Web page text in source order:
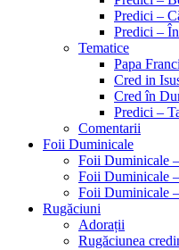
Predici –
Predici –
Tematice
Papa
Cred in
Cred în
Predici –
Comentarii
Foii Duminicale
Foii Duminicale
Foii Duminicale
Foii Duminicale
Rugăciuni
Adorații
Rugăciunea